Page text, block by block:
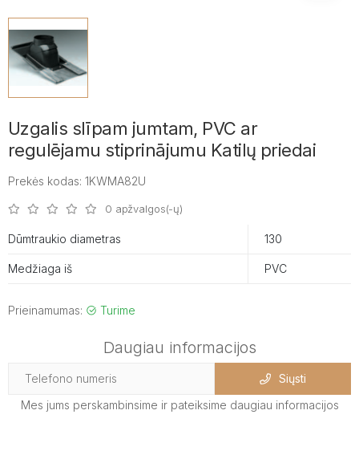
Uzgalis slīpam jumtam, PVC ar
regulējamu stiprinājumu Katilų priedai
Prekės kodas: 1KWMA82U
0 apžvalgos(-ų)
Dūmtraukio diametras 130
Medžiaga iš PVC
Prieinamumas: Turime
Daugiau informacijos
Siųsti
Mes jums perskambinsime ir pateiksime daugiau informacijos